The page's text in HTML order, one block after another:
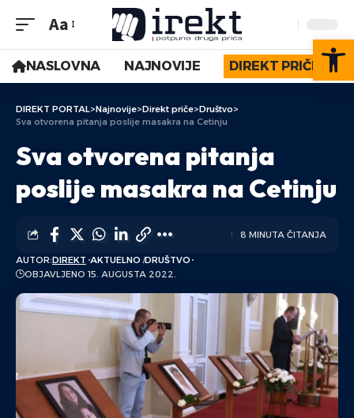
Aa
NASLOVNA NAJNOVIJE DIREKT PRIČE
DIREKT PORTAL>Najnovije>Direkt priče>Društvo>
Sva otvorena pitanja poslije masakra na Cetinju
Sva otvorena pitanja
poslije masakra na Cetinju
AUTOR:DIREKT AKTUELNO DRUŠTVO
OBJAVLJENO 15. AUGUSTA 2022.
8 MINUTA ČITANJA